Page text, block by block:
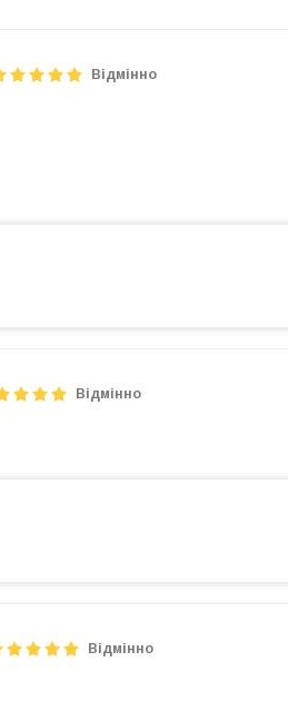
Відмінно
Відмінно
Відмінно